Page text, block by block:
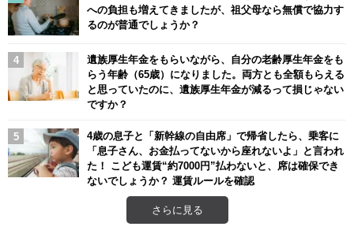
への負担も増えてきましたが、祖父母なら無償で協力す
るのが普通でしょうか？
遺族厚生年金をもらいながら、自分の老齢厚生年金をも
らう年齢（65歳）になりました。両方とも全額もらえる
と思っていたのに、遺族厚生年金が減るって損じゃない
ですか？
4歳の息子と「新幹線の自由席」で帰省したら、乗客に
「息子さん、お金払ってないから座れないよ」と言われ
た！ こども運賃“約7000円”払わないと、席は確保でき
ないでしょうか？ 運賃ルールを確認
さらに見る